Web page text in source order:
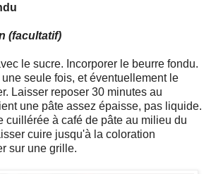
(facultatif)
le sucre. Incorporer le beurre fondu.
seule fois, et éventuellement le
Laisser reposer 30 minutes au
une pâte assez épaisse, pas liquide.
cuillérée à café de pâte au milieu du
cuire jusqu'à la coloration
sur une grille.